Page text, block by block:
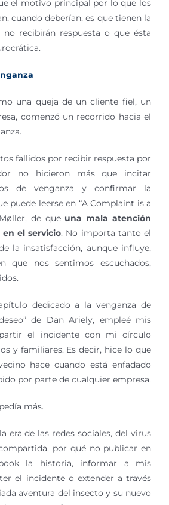
el motivo principal por lo que los
cuando deberían, es que tienen la
no recibirán respuesta o que ésta
una queja de un cliente fiel, un
comenzó un recorrido hacia el
fallidos por recibir respuesta por
no hicieron más que incitar
de venganza y confirmar la
puede leerse en “A Complaint is a
de que una mala atención
el servicio. No importa tanto el
la insatisfacción, aunque influye,
que nos sentimos escuchados,
dedicado a la venganza de
de Dan Ariely, empleé mis
el incidente con mi círculo
y familiares. Es decir, hice lo que
hace cuando está enfadado
por parte de cualquier empresa.
más.
era de las redes sociales, del virus
por qué no publicar en
la historia, informar a mis
el incidente o extender a través
aventura del insecto y su nuevo